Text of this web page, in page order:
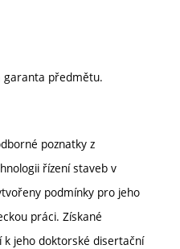
garanta předmětu.
poznatky z
řízení staveb v
podmínky pro jeho
práci. Získané
jeho doktorské disertační